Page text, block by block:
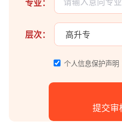
专业：
层次：
个人信息保护声明